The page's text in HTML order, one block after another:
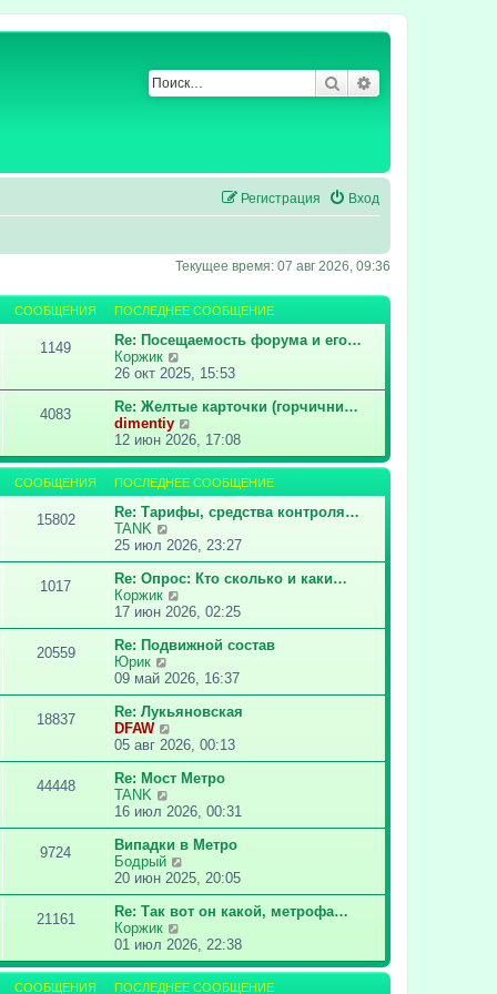
Поиск
Вход
Регистрация
Текущее время: 07 авг 2026, 09:36
СООБЩЕНИЯ ПОСЛЕДНЕЕ СООБЩЕНИЕ
1149
Re: Посещаемость форума и его…
Коржик
е
р
е
й
т
и
к
п
о
с
л
е
д
н
е
м
у
с
о
о
б
щ
е
н
и
ю
26 окт 2025, 15:53
4083
Re: Желтые карточки (горчични…
dimentiy
е
р
е
й
т
и
к
п
о
с
л
е
д
н
е
м
у
с
о
б
щ
е
н
и
ю
12 июн 2026, 17:08
СООБЩЕНИЯ ПОСЛЕДНЕЕ СООБЩЕНИЕ
15802
Re: Тарифы, средства контроля…
TANK
е
р
е
й
т
и
к
о
с
л
е
д
н
е
у
с
о
о
б
щ
е
н
и
ю
25 июл 2026, 23:27
1017
Re: Опрос: Кто сколько и каки…
Коржик
е
р
е
т
и
к
о
с
л
д
н
е
м
у
с
о
б
щ
е
17 июн 2026, 02:25
20559
Re: Подвижной состав
Юрик
е
р
е
й
т
и
к
о
с
л
е
д
н
е
м
у
с
о
09 май 2026, 16:37
18837
Re: Лукьяновская
DFAW
е
р
е
т
и
к
п
о
с
л
е
д
н
е
05 авг 2026, 00:13
44448
Re: Мост Метро
TANK
е
р
е
й
т
и
к
п
о
с
л
16 июл 2026, 00:31
9724
Випадки в Метро
Бодрый
е
р
е
т
и
к
20 июн 2025, 20:05
21161
Re: Так вот он какой, метрофа…
Коржик
е
р
е
01 июл 2026, 22:38
СООБЩЕНИЯ ПОСЛЕДНЕЕ СООБЩЕНИЕ